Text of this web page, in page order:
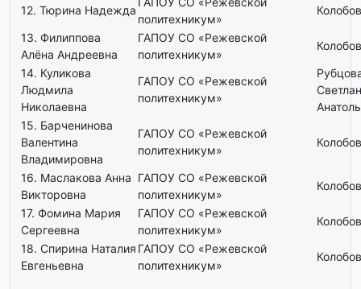
12. Тюрина Надежда
политехникум»
13. Филиппова
Алёна Андреевна
ГАПОУ СО «Режевской
политехникум»
14. Куликова
Людмила
Николаевна
ГАПОУ СО «Режевской
политехникум»
15. Барченинова
Валентина
Владимировна
ГАПОУ СО «Режевской
политехникум»
16. Маслакова Анна
Викторовна
ГАПОУ СО «Режевской
политехникум»
17. Фомина Мария
Сергеевна
ГАПОУ СО «Режевской
политехникум»
18. Спирина Наталия
Евгеньевна
ГАПОУ СО «Режевской
политехникум»